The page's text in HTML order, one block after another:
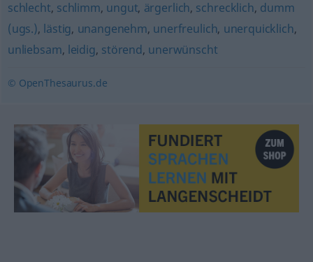
schlecht, schlimm, ungut, ärgerlich, schrecklich, dumm
(ugs.), lästig, unangenehm, unerfreulich, unerquicklich,
unliebsam, leidig, störend, unerwünscht
© OpenThesaurus.de